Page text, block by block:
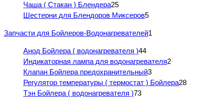
Чаша ( Стакан ) Блендера25
Шестерни для Блендоров Миксеров5
Запчасти для Бойлеров-Водонагревателей1
Анод Бойлера ( водонагревателя )44
Индикаторная лампа для водонагревателя2
Клапан Бойлера предохранительный3
Регулятор температуры ( термостат ) Бойлера28
Тэн Бойлера ( водонагревателя )73